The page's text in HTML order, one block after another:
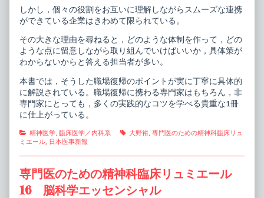
しかし，個々の役割をお互いに理解しながらスムーズな連携
ができている企業はきわめて限られている。
その大きな理由を尋ねると，どのような体制を作って，どの
ような点に留意しながら取り組んでいけばいいか，具体策が
わからないからと答える担当者が多い。
本書では，そうした職場復帰のポイントが実に丁寧に具体的
に解説されている。職場復帰に携わる専門家はもちろん，非
専門家にとっても，多くの実践的なコツを学べる貴重な1冊
に仕上がっている。
Categories
精神医学, 臨床医学／内科系 Tags
大野裕, 専門医のための精神科臨床リュ
ミエール 日本医事新報
専門医のための精神科臨床リュミエール
16 脳科学エッセンシャル